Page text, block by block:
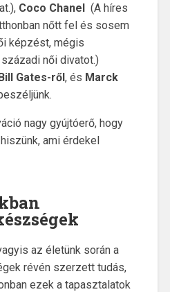
Coco Chanel(A híres
nőtt fel és sosem
képzést, mégis
női divatot.)
Gates-ről, és Marck
nagy gyújtóerő, hogy
ami érdekel
az életünk során a
révén szerzett tudás,
ezek a tapasztalatok